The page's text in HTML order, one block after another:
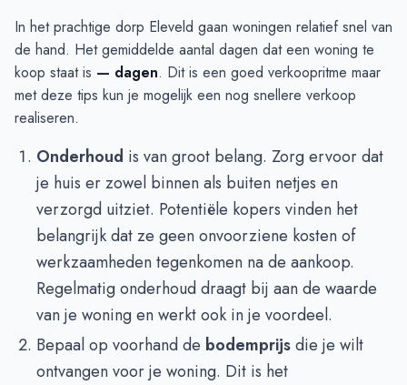
In het prachtige dorp Eleveld gaan woningen relatief snel van
de hand. Het gemiddelde aantal dagen dat een woning te
koop staat is — dagen. Dit is een goed verkoopritme maar
met deze tips kun je mogelijk een nog snellere verkoop
realiseren.
Onderhoud is van groot belang. Zorg ervoor dat
je huis er zowel binnen als buiten netjes en
verzorgd uitziet. Potentiële kopers vinden het
belangrijk dat ze geen onvoorziene kosten of
werkzaamheden tegenkomen na de aankoop.
Regelmatig onderhoud draagt bij aan de waarde
van je woning en werkt ook in je voordeel.
Bepaal op voorhand de bodemprijsdie je wilt
ontvangen voor je woning. Dit is het